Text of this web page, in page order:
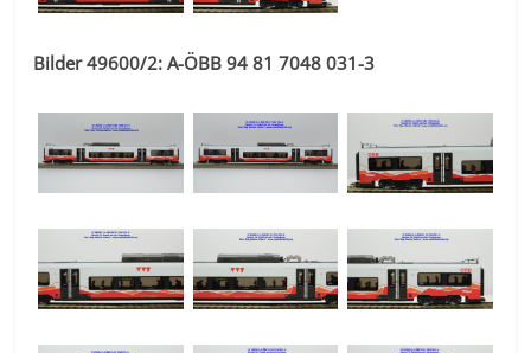
Bilder 49600/2: A-ÖBB 94 81 7048 031-3